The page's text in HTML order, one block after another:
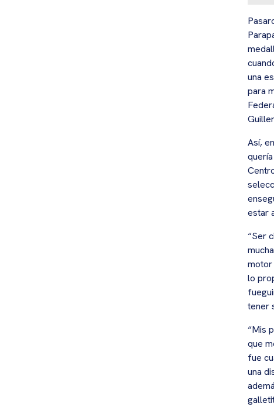
una
para
Así,
estar
“Ser
motor
lo
tener
“Mis
que
fue
una